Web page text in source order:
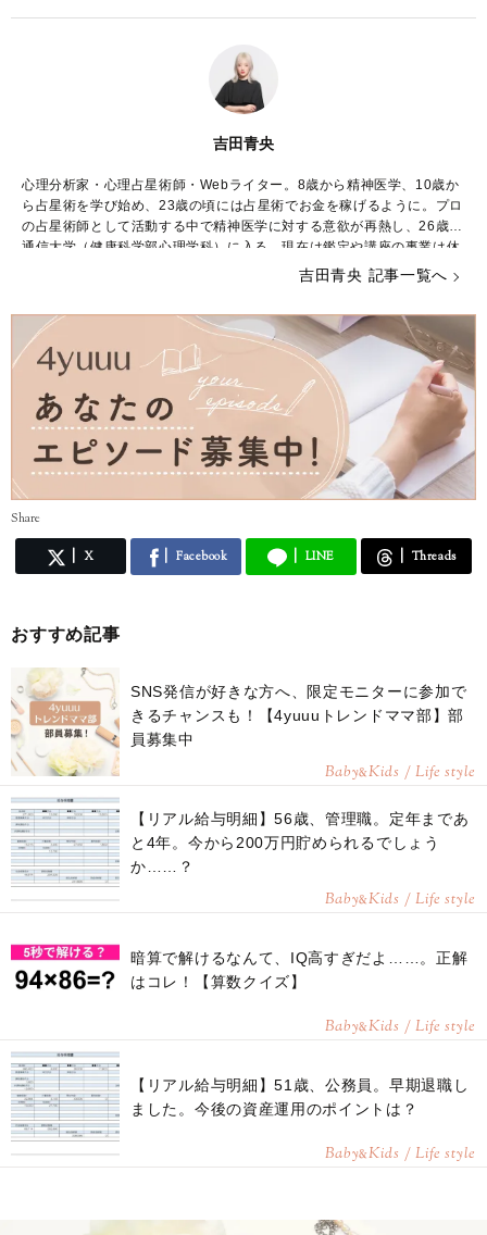
吉田青央
心理分析家・心理占星術師・Webライター。8歳から精神医学、10歳か
ら占星術を学び始め、23歳の頃には占星術でお金を稼げるように。プロ
の占星術師として活動する中で精神医学に対する意欲が再熱し、26歳で
通信大学（健康科学部心理学科）に入る。現在は鑑定や講座の事業は休
止し、占星術や心理学に関するWebライターとして生計を立てながら学
吉田青央 記事一覧へ
Share
X Facebook LINE Threads
おすすめ記事
SNS発信が好きな方へ、限定モニターに参加で
きるチャンスも！【4yuuuトレンドママ部】部
員募集中
Baby&Kids / Life style
【リアル給与明細】56歳、管理職。定年まであ
と4年。今から200万円貯められるでしょう
か……？
Baby&Kids / Life style
暗算で解けるなんて、IQ高すぎだよ……。正解
はコレ！【算数クイズ】
Baby&Kids / Life style
【リアル給与明細】51歳、公務員。早期退職し
ました。今後の資産運用のポイントは？
Baby&Kids / Life style